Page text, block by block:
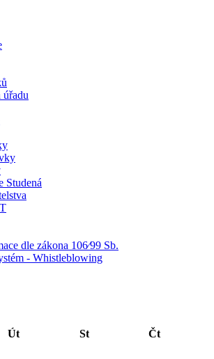
úřadu
Studená
dle zákona 106⁄99 Sb.
- Whistleblowing
Út St Čt